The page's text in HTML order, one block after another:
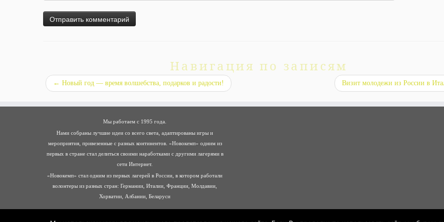
Навигация по записям
← Новый год — время волшебства, подарков и радости! Визит молодежи из России в
Мы работаем с 1995 года.
Нами собраны лучшие идеи со всего света, адаптированы игры и
мероприятия, привезенные с разных континентов. «Новокемп» одним из
первых в стране стал делиться своими наработками с другими лагерями в
сети Интернет.
«Новокемп» стал одним из первых лагерей в России, в котором работали
волонтеры из разных стран: Германии, Италии, Франции, Молдавии,
Хорватии, Албании, Беларуси